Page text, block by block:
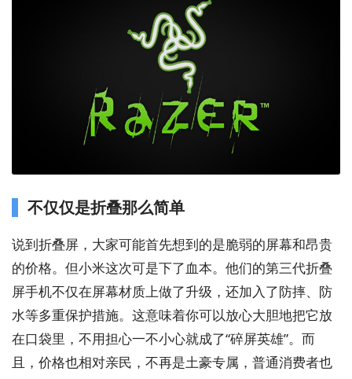
不仅仅是折叠那么简单
说到折叠屏，大家可能首先想到的是脆弱的屏幕和昂贵
的价格。但小米这次可是下了血本。他们的第三代折叠
屏手机不仅在屏幕材质上做了升级，还加入了防摔、防
水等多重保护措施。这意味着你可以放心大胆地把它放
在口袋里，不用担心一不小心就成了“碎屏英雄”。而
且，价格也相对亲民，不再是土豪专属，普通消费者也